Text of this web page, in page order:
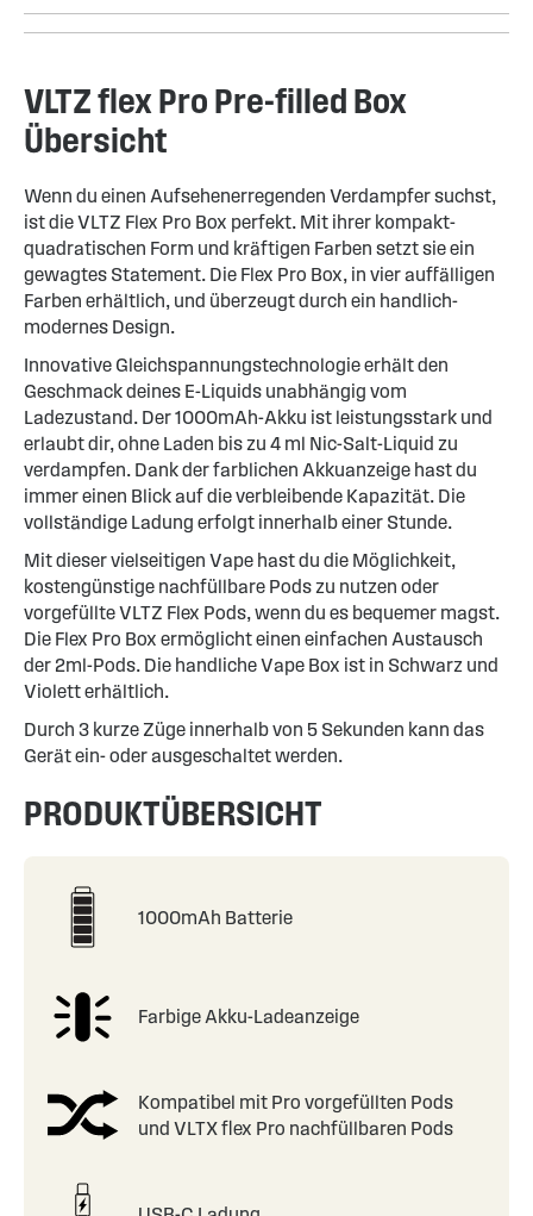
VLTZ flex Pro Pre-filled Box
Übersicht
Wenn du einen Aufsehenerregenden Verdampfer suchst,
ist die VLTZ Flex Pro Box perfekt. Mit ihrer kompakt-
quadratischen Form und kräftigen Farben setzt sie ein
gewagtes Statement. Die Flex Pro Box, in vier auffälligen
Farben erhältlich, und überzeugt durch ein handlich-
modernes Design.
Innovative Gleichspannungstechnologie erhält den
Geschmack deines E-Liquids unabhängig vom
Ladezustand. Der 1000mAh-Akku ist leistungsstark und
erlaubt dir, ohne Laden bis zu 4 ml Nic-Salt-Liquid zu
verdampfen. Dank der farblichen Akkuanzeige hast du
immer einen Blick auf die verbleibende Kapazität. Die
vollständige Ladung erfolgt innerhalb einer Stunde.
Mit dieser vielseitigen Vape hast du die Möglichkeit,
kostengünstige nachfüllbare Pods zu nutzen oder
vorgefüllte VLTZ Flex Pods, wenn du es bequemer magst.
Die Flex Pro Box ermöglicht einen einfachen Austausch
der 2ml-Pods. Die handliche Vape Box ist in Schwarz und
Violett erhältlich.
Durch 3 kurze Züge innerhalb von 5 Sekunden kann das
Gerät ein- oder ausgeschaltet werden.
PRODUKTÜBERSICHT
1000mAh Batterie
Farbige Akku-Ladeanzeige
Kompatibel mit Pro vorgefüllten Pods
und VLTX flex Pro nachfüllbaren Pods